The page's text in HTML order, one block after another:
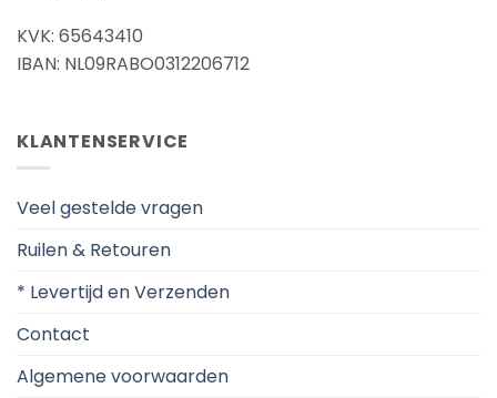
KVK: 65643410
IBAN: NL09RABO0312206712
KLANTENSERVICE
Veel gestelde vragen
Ruilen & Retouren
* Levertijd en Verzenden
Contact
Algemene voorwaarden